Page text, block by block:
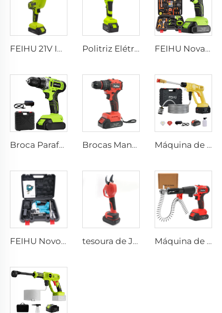
FEIHU 21V Industrial Grade Cordless Power Saw Kit DIY Handheld Saber Saw for Metal 1 Lithium Battery 1 Charger for Woodworking Politriz Elétrica sem Escovas de Lítio Recarregável FEIHU - Máquina de Corte Personalizada - Ferramentas Elétricas - Esmerilhadeira Angular Portátil FEIHU Nova Chegada Furadeira Sem Fio para Perfuração DIY Mini Ferramenta com Bateria de Lítio 12V/21V Sem Fio com Brocas de 10MM
Broca Parafusadeira Profissional sem Fio 21V com Bateria de Lítio para Parafusar, Máquina de Furar Pequena para Uso em DIY Brocas Manuais sem Fio por Atacado - Furadeiras Elétricas 21V sem Escovas, Chave de Fenda sem Fio com Mandril Metálico de 10MM Máquina de Lavar Carro Portátil sem Fio de Alta Pressão Automática e Equipamento para Lavagem Pesada 20Bar Ferramenta para Carro e Jardim
FEIHU Novo Produto Serras Manuais para Trabalho em Madeira Serra Tico-Tico a Bateria Serra Tico-Tico sem Fio tesoura de Jardim Elétrica a Bateria 21V de Lítio Tesoura de Poda Elétrica Industrial de 30MM em Aço com Alta Energia Máquina de Pregar de Alta Performance com Bateria de Lítio, Portátil e Compacta, Popular por Atacado, sem Fio, para Construção Civil